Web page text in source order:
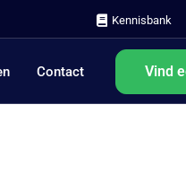
Kennisbank
Contact Vind